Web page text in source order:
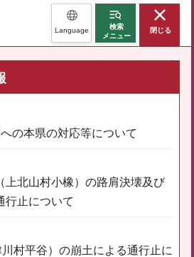
Language
検索
メニュー
閉じる
の本県の対応等について
上北山村小橡）の路肩決壊及び
行止について
村平谷）の崩土による通行止に